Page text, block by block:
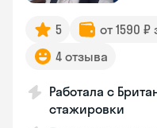
5 от 1590 ₽
4 отзыва
Работала с
стажировки